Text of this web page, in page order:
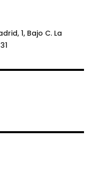
1, Bajo C. La